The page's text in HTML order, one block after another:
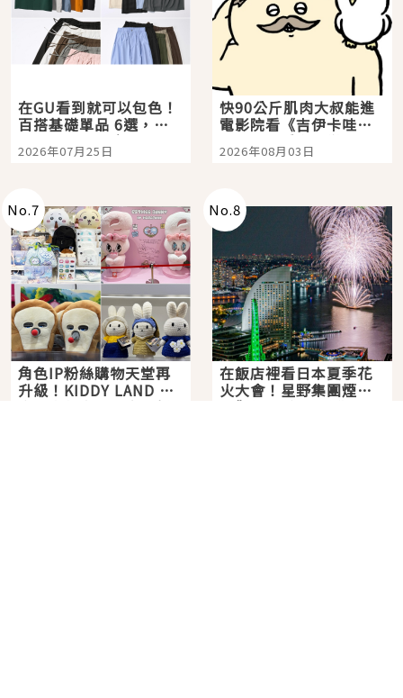
在GU看到就可以包色！
百搭基礎單品 6選，閉
眼全收也不心疼
2026年07月25日
快90公斤肌肉大叔能進
電影院看《吉伊卡哇》
嗎？日本重金屬樂團
「打首」會長與nagano
2026年08月03日
No.7
角色IP粉絲購物天堂再
升級！KIDDY LAND 原
宿店吉伊卡哇迎客，新
No.8
在飯店裡看日本夏季花
火大會！星野集團煙火
景觀飯店6選，讓你不用